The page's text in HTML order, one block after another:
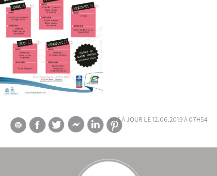
mis à jour le 12.06.2019 à 07h54